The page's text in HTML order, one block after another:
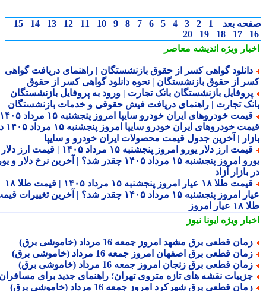
بعد 1
2
3
4
5
6
7
8
9
10
11
12
13
14
15
17
18
19
20
ویژهاندیشه معاصر
گواهی کسر از حقوق بازنشستگان | راهنمای دریافت گواهی
از حقوق بازنشستگان | نحوه دانلود گواهی کسر از حقوق
بازنشستگان بانک تجارت | ورود به پروفایل بازنشستگان
تجارت | راهنمای دریافت فیش حقوقی و خدمات بازنشستگان
قیمت خودروهای ایران خودرو سایپا امروز پنجشنبه ۱۵ مرداد ۱۴۰۵ |
قیمت خودروهای ایران خودرو سایپا امروز پنجشنبه ۱۵ مرداد ۱۴۰۵ در
| آخرین جدول قیمت محصولات ایران خودرو و سایپا
قیمت ارز دلار یورو امروز پنجشنبه ۱۵ مرداد ۱۴۰۵ | قیمت ارز دلار
یورو امروز پنجشنبه ۱۵ مرداد ۱۴۰۵ چقدر شد؟ | آخرین نرخ دلار و یورو
آزاد
قیمت طلا ۱۸ عیار امروز پنجشنبه ۱۵ مرداد ۱۴۰۵ | قیمت طلا ۱۸
عیار امروز پنجشنبه ۱۵ مرداد ۱۴۰۵ چقدر شد؟ | آخرین تغییرات قیمت
امروز
ویژهایونا نیوز
قطعی برق مشهد امروز جمعه 16 مرداد (خاموشی برق)
قطعی برق اصفهان امروز جمعه 16 مرداد (خاموشی برق)
قطعی برق زنجان امروز جمعه 16 مرداد (خاموشی برق)
نقشه های تازه متروی تهران؛ راهنمای جدید برای مسافران
قطعی برق شهرکرد امروز جمعه 16 مرداد (خاموشی برق)